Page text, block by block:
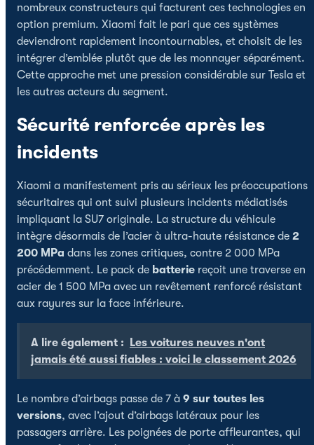
nombreux constructeurs qui facturent ces technologies en
option premium. Xiaomi fait le pari que ces systèmes
deviendront rapidement incontournables, et choisit de les
intégrer d’emblée plutôt que de les monnayer séparément.
Cette approche met une pression considérable sur Tesla et
les autres acteurs du segment.
Sécurité renforcée après les
incidents
Xiaomi a manifestement pris au sérieux les préoccupations
sécuritaires qui ont suivi plusieurs incidents médiatisés
impliquant la SU7 originale. La structure du véhicule
intègre désormais de l’acier à ultra-haute résistance de 2
200 MPa dans les zones critiques, contre 2 000 MPa
précédemment. Le pack de batterie reçoit une traverse en
acier de 1 500 MPa avec un revêtement renforcé résistant
aux rayures sur la face inférieure.
A lire également :
Les voitures neuves n'ont
jamais été aussi fiables : voici le classement 2026
Le nombre d’airbags passe de 7 à 9 sur toutes les
versions, avec l’ajout d’airbags latéraux pour les
passagers arrière. Les poignées de porte affleurantes, qui